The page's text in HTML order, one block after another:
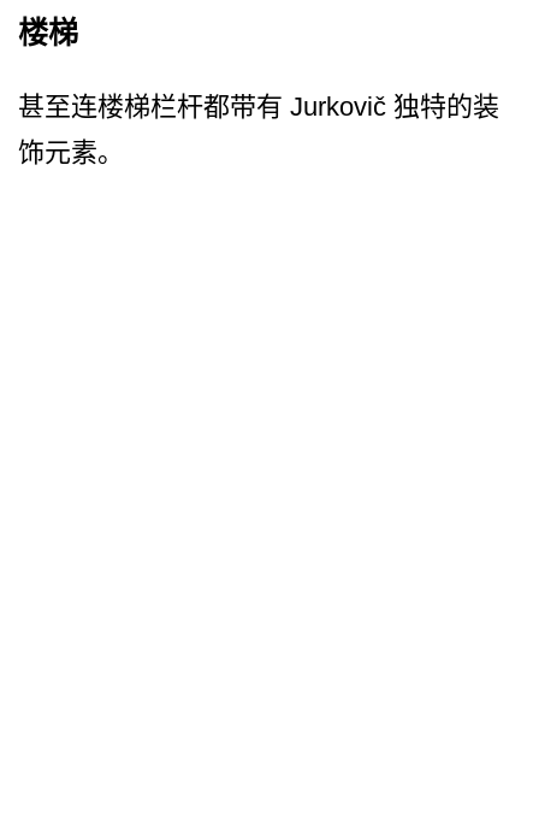
楼梯
甚至连楼梯栏杆都带有 Jurkovič 独特的装
饰元素。